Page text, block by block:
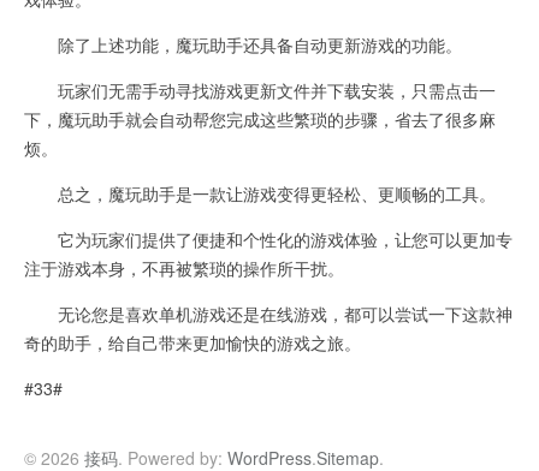
除了上述功能，魔玩助手还具备自动更新游戏的功能。
玩家们无需手动寻找游戏更新文件并下载安装，只需点击一
下，魔玩助手就会自动帮您完成这些繁琐的步骤，省去了很多麻
烦。
总之，魔玩助手是一款让游戏变得更轻松、更顺畅的工具。
它为玩家们提供了便捷和个性化的游戏体验，让您可以更加专
注于游戏本身，不再被繁琐的操作所干扰。
无论您是喜欢单机游戏还是在线游戏，都可以尝试一下这款神
奇的助手，给自己带来更加愉快的游戏之旅。
#33#
© 2026 接码. Powered by: WordPress.Sitemap.